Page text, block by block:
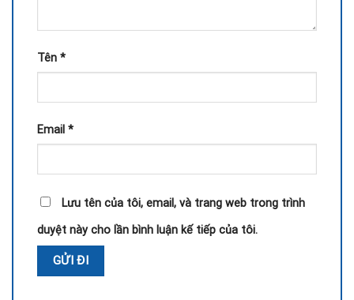
Tên *
Email *
Lưu tên của tôi, email, và trang web trong trình
duyệt này cho lần bình luận kế tiếp của tôi.